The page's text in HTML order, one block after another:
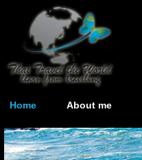
Home About me